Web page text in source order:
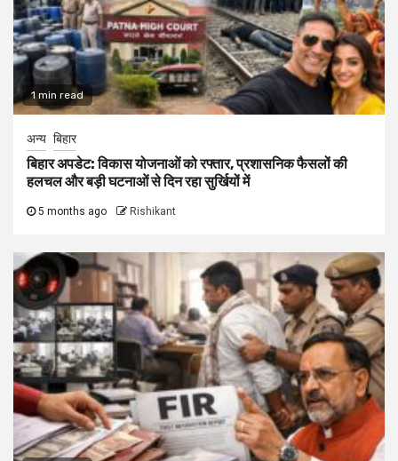
1 min read
अन्य बिहार
बिहार अपडेट: विकास योजनाओं को रफ्तार, प्रशासनिक फैसलों की
हलचल और बड़ी घटनाओं से दिन रहा सुर्खियों में
5 months ago Rishikant